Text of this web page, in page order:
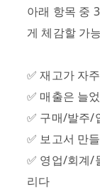
아래 항목 중 3
게 체감할 가
✅ 재고가 자
✅ 매출은 늘
✅ 구매/발주/
✅ 보고서 만
✅ 영업/회계/
리다